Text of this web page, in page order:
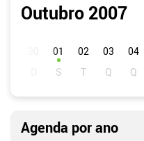
Outubro 2007
01 02 03 04
Agenda por ano